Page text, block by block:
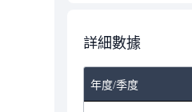
詳細數據
年度/季度
2024-Q1